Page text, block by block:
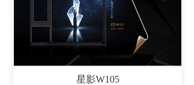
星影W105